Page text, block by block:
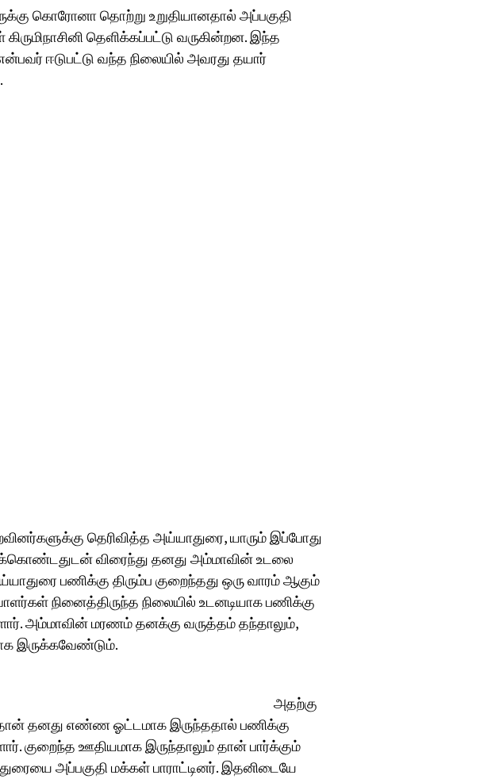
கொரோனா தொற்று உறுதியானதால் அப்பகுதி
தெளிக்கப்பட்டு வருகின்றன. இந்த
ஈடுபட்டு வந்த நிலையில் அவரது தயார்
தெரிவித்த அய்யாதுரை, யாரும் இப்போது
விரைந்து தனது அம்மாவின் உடலை
பணிக்கு திரும்ப குறைந்தது ஒரு வாரம் ஆகும்
நினைத்திருந்த நிலையில் உடனடியாக பணிக்கு
அம்மாவின் மரணம் தனக்கு வருத்தம் தந்தாலும்,
இருக்கவேண்டும்.
அதற்கு
தனது எண்ண ஓட்டமாக இருந்ததால் பணிக்கு
குறைந்த ஊதியமாக இருந்தாலும் தான் பார்க்கும்
அப்பகுதி மக்கள் பாராட்டினர். இதனிடையே